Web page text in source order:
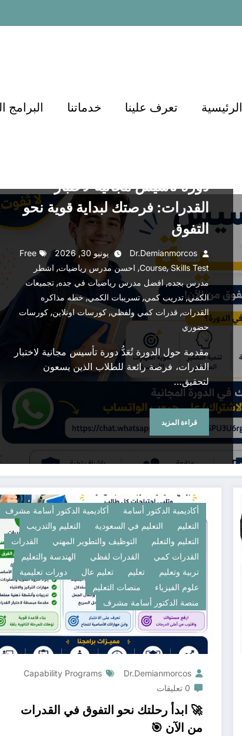
الرئيسية تعرف علينا خدماتنا البرامج
دورة تأسيس مجانية لاختبار
القدرات: فرصتك لبداية قوية نحو
التفوق
Dr.demianmorcos يونيو 30, 2026
Free
Course,Skills Test
, احسن مدرس رياضيات, اشطر
مدرس بجده,افضل مدرس رياضيات في جده, تجميعات
الكمي,تدريب كمي,تسريبات الكمي,خطه مذاكره
القدرات, قدرات كمي ولفظي, كورسات اونلاين, كورسات
حضوري
مقدمة حول الدورة تُعَدُّ دورة تأسيس مجانية لاختبار
القدرات، فرصة رائعة للطلاب الذين يسعون
لتحقيق…
قراءة المزيد
أكاديمية الدكتور أسامة
أكاديمية الدكتور أسامة مشرف
التعليم
التعليم في السعودية
التعليم والتدريب
التعليم والتعلم
التوظيف والتطوير المهني
القدرات
القدرات كمي
القدرات لفظي
الهندسة والتعليم
تربية وتعليم
تعليم تعليم عال
دورات تعليمية
علوم الفيزياء
منصات التعليم
منصة الدكتور أسامة مشرف
Dr.demianmorcos
Capability Programs
0 تعليقات
🚀 ابدأ رحلتك نحو التفوق في القدرات
من الآن 🎯